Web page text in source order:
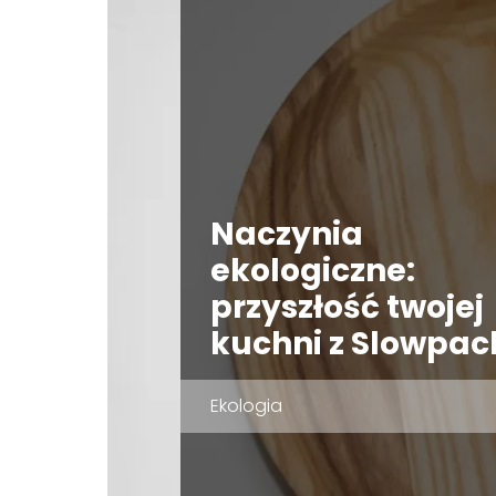
Naczynia
ekologiczne:
przyszłość twojej
kuchni z
Ekologia